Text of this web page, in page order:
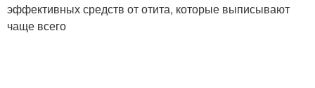
эффективных средств от отита, которые выписывают
чаще всего